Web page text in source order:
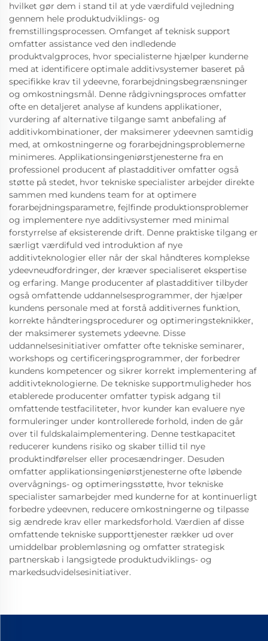
hvilket gør dem i stand til at yde værdifuld vejledning
gennem hele produktudviklings- og
fremstillingsprocessen. Omfanget af teknisk support
omfatter assistance ved den indledende
produktvalgproces, hvor specialisterne hjælper kunderne
med at identificere optimale additivsystemer baseret på
specifikke krav til ydeevne, forarbejdningsbegrænsninger
og omkostningsmål. Denne rådgivningsproces omfatter
ofte en detaljeret analyse af kundens applikationer,
vurdering af alternative tilgange samt anbefaling af
additivkombinationer, der maksimerer ydeevnen samtidig
med, at omkostningerne og forarbejdningsproblemerne
minimeres. Applikationsingeniørstjenesterne fra en
professionel producent af plastadditiver omfatter også
støtte på stedet, hvor tekniske specialister arbejder direkte
sammen med kundens team for at optimere
forarbejdningsparametre, fejlfinde produktionsproblemer
og implementere nye additivsystemer med minimal
forstyrrelse af eksisterende drift. Denne praktiske tilgang er
særligt værdifuld ved introduktion af nye
additivteknologier eller når der skal håndteres komplekse
ydeevneudfordringer, der kræver specialiseret ekspertise
og erfaring. Mange producenter af plastadditiver tilbyder
også omfattende uddannelsesprogrammer, der hjælper
kundens personale med at forstå additivernes funktion,
korrekte håndteringsprocedurer og optimeringsteknikker,
der maksimerer systemets ydeevne. Disse
uddannelsesinitiativer omfatter ofte tekniske seminarer,
workshops og certificeringsprogrammer, der forbedrer
kundens kompetencer og sikrer korrekt implementering af
additivteknologierne. De tekniske supportmuligheder hos
etablerede producenter omfatter typisk adgang til
omfattende testfaciliteter, hvor kunder kan evaluere nye
formuleringer under kontrollerede forhold, inden de går
over til fuldskalaimplementering. Denne testkapacitet
reducerer kundens risiko og skaber tillid til nye
produktindførelser eller procesændringer. Desuden
omfatter applikationsingeniørstjenesterne ofte løbende
overvågnings- og optimeringsstøtte, hvor tekniske
specialister samarbejder med kunderne for at kontinuerligt
forbedre ydeevnen, reducere omkostningerne og tilpasse
sig ændrede krav eller markedsforhold. Værdien af disse
omfattende tekniske supporttjenester rækker ud over
umiddelbar problemløsning og omfatter strategisk
partnerskab i langsigtede produktudviklings- og
markedsudvidelsesinitiativer.